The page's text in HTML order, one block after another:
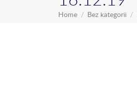
Home Bez kategorii